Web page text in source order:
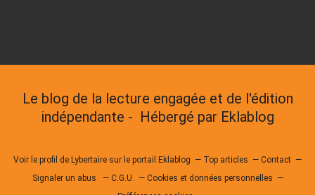
Le blog de la lecture engagée et de l'édition
indépendante - Hébergé par Eklablog
Voir le profil de Lybertaire sur le portail Eklablog Top articles
Contact
Signaler un abus
C.G.U.
Cookies et données personnelles